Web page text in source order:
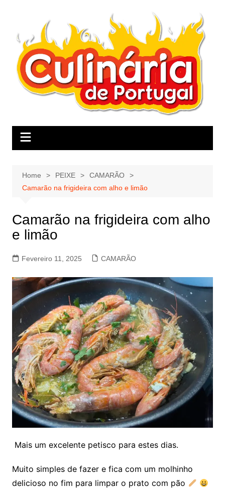
Home PEIXE
CAMARÃO
Camarão na frigideira com alho e limão
Camarão na frigideira com alho
e limão
Fevereiro 11, 2025 CAMARÃO
Mais um excelente petisco para estes dias.
Muito simples de fazer e fica com um molhinho
delicioso no fim para limpar o prato com pão